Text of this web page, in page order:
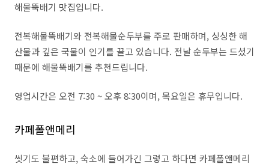
해물뚝배기 맛집입니다.
전복해물뚝배기와 전복해물순두부를 주로 판매하며, 싱싱한 해
산물과 깊은 국물이 인기를 끌고 있습니다. 전날 순두부는 드셨기
때문에 해물뚝배기를 추천드립니다.
영업시간은 오전 7:30 ~오후8:30이며,목요일은 휴무입니다.
카페폴앤메리
씻기도 불편하고, 숙소에 들어가긴 그렇고 하다면 카페폴앤메리